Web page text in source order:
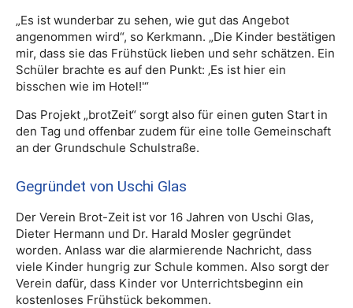
„Es ist wunderbar zu sehen, wie gut das Angebot
angenommen wird“, so Kerkmann. „Die Kinder bestätigen
mir, dass sie das Frühstück lieben und sehr schätzen. Ein
Schüler brachte es auf den Punkt: ‚Es ist hier ein
bisschen wie im Hotel!'“
Das Projekt „brotZeit“ sorgt also für einen guten Start in
den Tag und offenbar zudem für eine tolle Gemeinschaft
an der Grundschule Schulstraße.
Gegründet von Uschi Glas
Der Verein Brot-Zeit ist vor 16 Jahren von Uschi Glas,
Dieter Hermann und Dr. Harald Mosler gegründet
worden. Anlass war die alarmierende Nachricht, dass
viele Kinder hungrig zur Schule kommen. Also sorgt der
Verein dafür, dass Kinder vor Unterrichtsbeginn ein
kostenloses Frühstück bekommen.